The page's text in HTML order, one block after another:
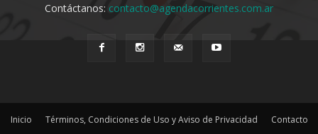
Contáctanos: contacto@agendacorrientes.com.ar
Inicio Términos, Condiciones de Uso y Aviso de Privacidad Contacto